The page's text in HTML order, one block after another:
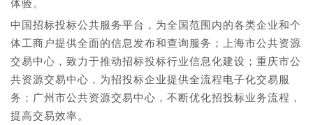
体验。
中国招标投标公共服务平台，为全国范围内的各类企业和个
体工商户提供全面的信息发布和查询服务；上海市公共资源
交易中心，致力于推动招标投标行业信息化建设；重庆市公
共资源交易中心，为招投标企业提供全流程电子化交易服
务；广州市公共资源交易中心，不断优化招投标业务流程，
提高交易效率。